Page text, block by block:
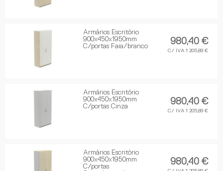
Armários Escritório
900x450x1950mm
C/portas Faia/branco
980,40 €
C/ IVA 1 205,89 €
Armários Escritório
900x450x1950mm
C/portas Cinza
980,40 €
C/ IVA 1 205,89 €
Armários Escritório
900x450x1950mm
C/portas
980,40 €